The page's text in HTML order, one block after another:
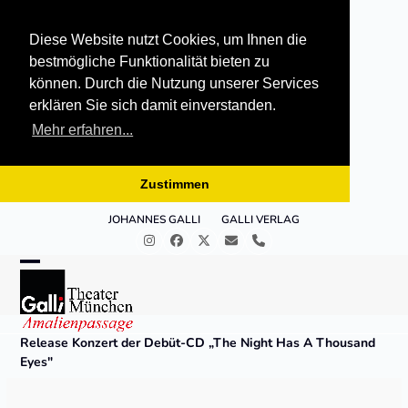
Diese Website nutzt Cookies, um Ihnen die
bestmögliche Funktionalität bieten zu
können. Durch die Nutzung unserer Services
erklären Sie sich damit einverstanden.
Mehr erfahren...
Zustimmen
JOHANNES GALLI GALLI VERLAG
InstagramFacebook
Twitter
E- Telefon
Open
mobile
menu
Close
mobile
menu
Release Konzert der Debüt-CD „The Night Has A Thousand
Eyes"